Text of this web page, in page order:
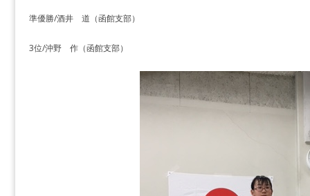
準優勝/酒井 道（函館支部）
3位/沖野 作（函館支部）